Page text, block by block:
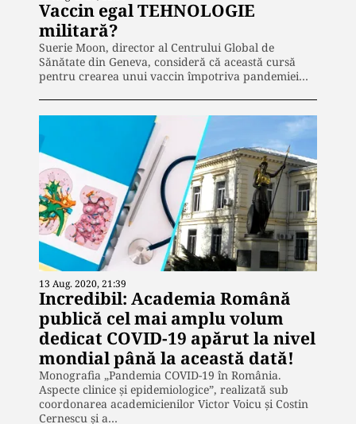
Vaccin egal TEHNOLOGIE
militară?
Suerie Moon, director al Centrului Global de
Sănătate din Geneva, consideră că această cursă
pentru crearea unui vaccin împotriva pandemiei…
13 Aug. 2020, 21:39
Incredibil: Academia Română
publică cel mai amplu volum
dedicat COVID-19 apărut la nivel
mondial până la această dată!
Monografia „Pandemia COVID-19 în România.
Aspecte clinice şi epidemiologice”, realizată sub
coordonarea academicienilor Victor Voicu şi Costin
Cernescu şi a…